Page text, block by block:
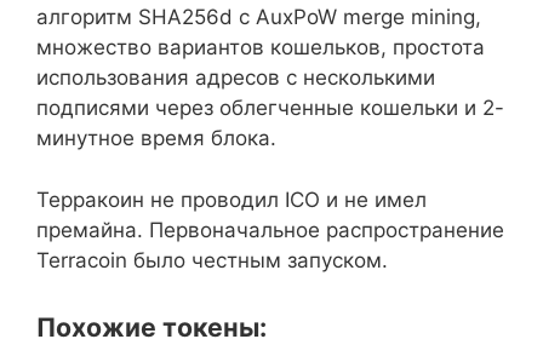
алгоритм SHA256d с AuxPoW merge mining,
множество вариантов кошельков, простота
использования адресов с несколькими
подписями через облегченные кошельки и 2-
минутное время блока.
Терракоин не проводил ICO и не имел
премайна. Первоначальное распространение
Terracoin было честным запуском.
Похожие токены: